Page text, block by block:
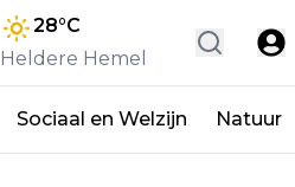
28°C
Heldere Hemel
Sociaal en Welzijn Natuur